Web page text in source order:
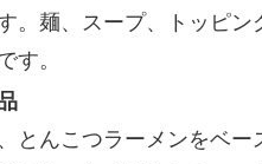
。麺、スープ、トッピ
す。
とんこつラーメンをベ